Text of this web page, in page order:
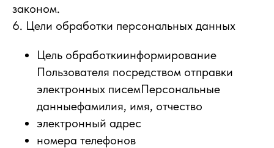
законом.
6. Цели обработки персональных данных
Цель обработкиинформирование
Пользователя посредством отправки
электронных писемПерсональные
данныефамилия, имя, отчество
электронный адрес
номера телефонов